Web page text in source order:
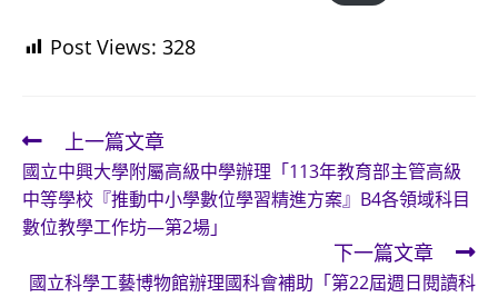
Post Views: 328
Read
more
articles
上一篇文章
國立中興大學附屬高級中學辦理「113年教育部主管高級
中等學校『推動中小學數位學習精進方案』B4各領域科目
數位教學工作坊—第2場」
下一篇文章
國立科學工藝博物館辦理國科會補助「第22屆週日閱讀科